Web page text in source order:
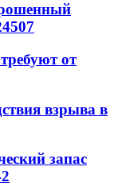
от
взрыва в
запас